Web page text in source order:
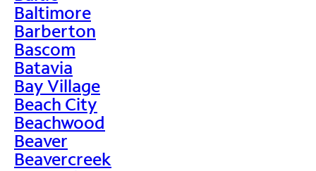
Baltimore
Barberton
Bascom
Batavia
Bay Village
Beach City
Beachwood
Beaver
Beavercreek